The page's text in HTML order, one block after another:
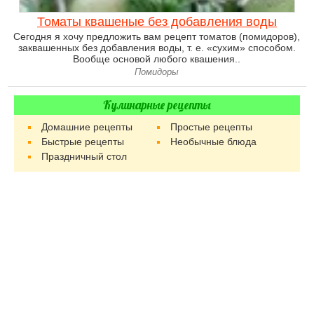
Томаты квашеные без добавления воды
Сегодня я хочу предложить вам рецепт томатов (помидоров),
заквашенных без добавления воды, т. е. «сухим» способом.
Вообще основой любого квашения..
Помидоры
Кулинарные рецепты
Домашние рецепты
Простые рецепты
Быстрые рецепты
Необычные блюда
Праздничный стол